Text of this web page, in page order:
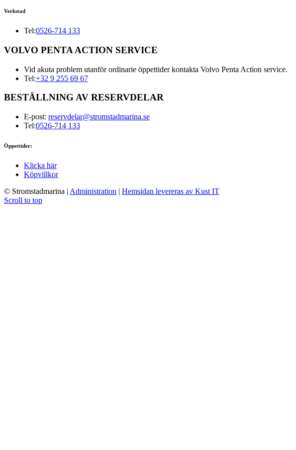
Verkstad
Tel:0526-714 133
VOLVO PENTA ACTION SERVICE
Vid akuta problem utanför ordinarie öppettider kontakta Volvo Penta Action service.
Tel:+32 9 255 69 67
BESTÄLLNING AV RESERVDELAR
E-post: reservdelar@stromstadmarina.se
Tel:0526-714 133
Öppettider:
Klicka här
Köpvillkor
© Stromstadmarina | Administration | Hemsidan levereras av Kust IT
Scroll to top